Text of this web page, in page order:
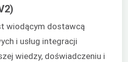
wiodącym dostawcą
i usług integracji
wiedzy, doświadczeniu i